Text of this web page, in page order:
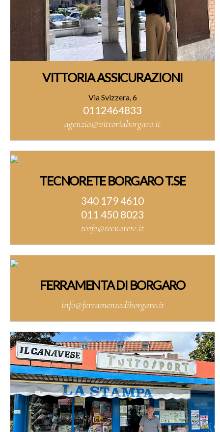
VITTORIA ASSICURAZIONI
Via Svizzera, 6
0112464833
agenzia@vittoriaborgaro.it
TECNORETE BORGARO T.SE
340 179 4610
011 450 8023
to2f2@tecnorete.it
FERRAMENTA DI BORGARO
info@ferramentadiborgaro.it